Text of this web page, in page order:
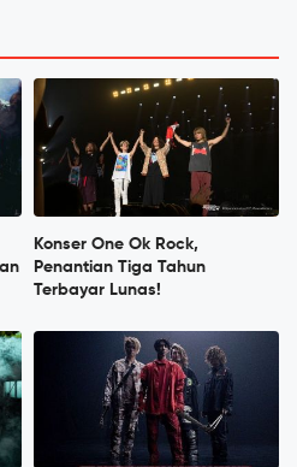
Konser One Ok Rock,
Penantian Tiga Tahun
Terbayar Lunas!